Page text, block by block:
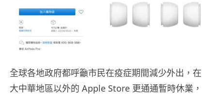
全球各地政府都呼籲市民在疫症期間減少外出，在
大中華地區以外的 Apple Store 更通通暫時休業，